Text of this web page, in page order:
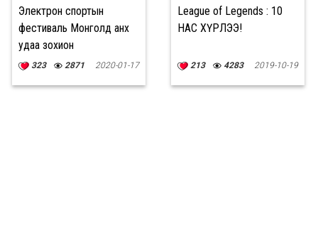
Электрон спортын
фестиваль Монголд анх
удаа зохион
байгуулагдана
323 2871 2020-01-17
League of Legends : 10
НАС ХҮРЛЭЭ!
213 4283 2019-10-19